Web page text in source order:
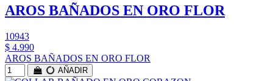
AROS BAÑADOS EN ORO FLOR
10943
$ 4.990
AROS BAÑADOS EN ORO FLOR
AÑADIR